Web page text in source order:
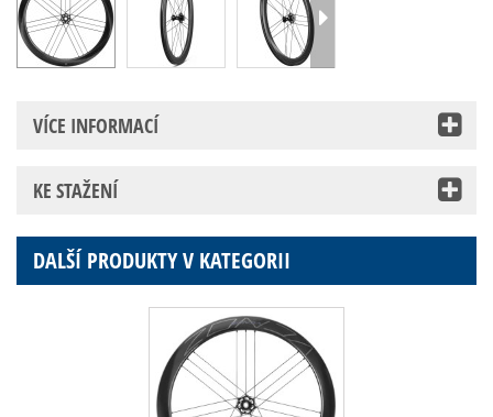
VÍCE INFORMACÍ
KE STAŽENÍ
DALŠÍ PRODUKTY V KATEGORII